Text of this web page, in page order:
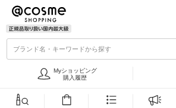
s
ブランド名・キーワードから探す
Myショッピング
購入履歴